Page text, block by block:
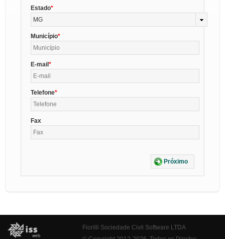
Estado
MG
Município
E-mail
Telefone
Fax
Próximo
Fiorilli Sociedade Civil Software LTDA